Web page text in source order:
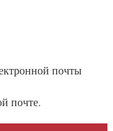
почты
почте.